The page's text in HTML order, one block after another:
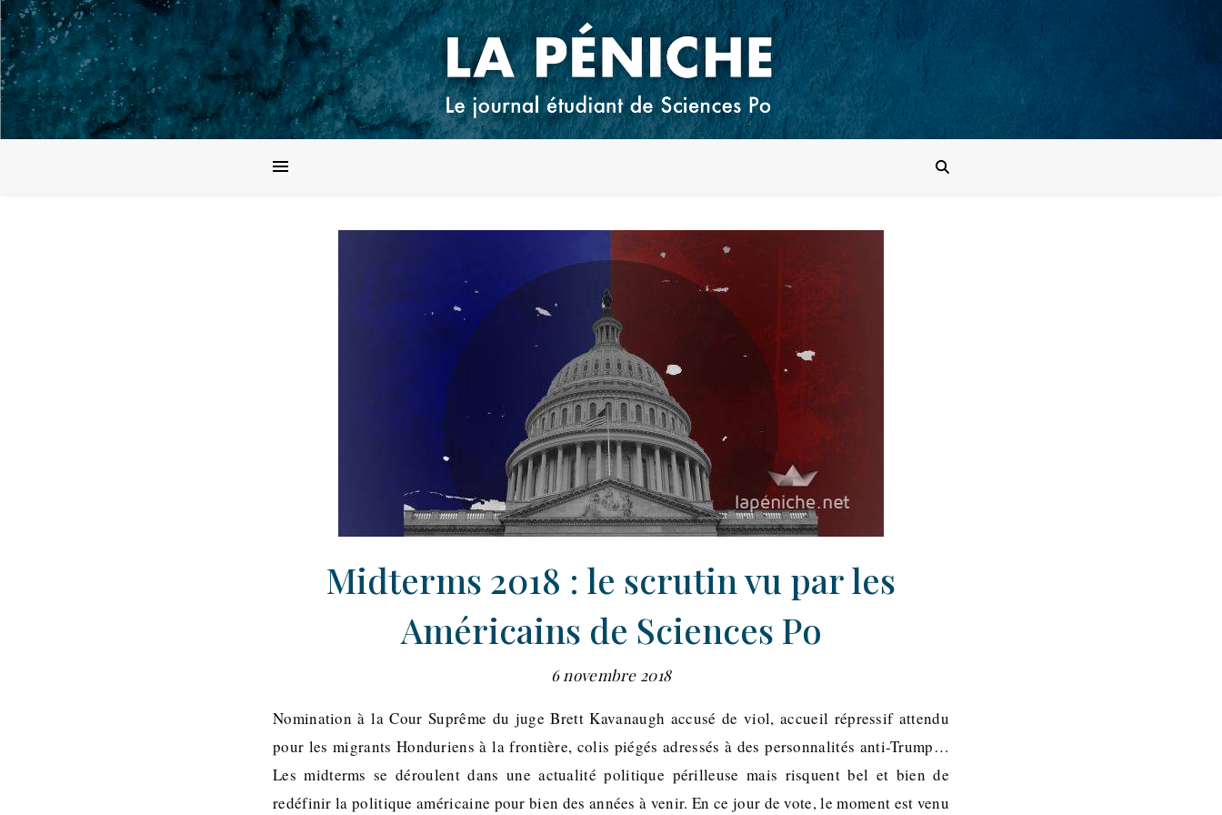
Midterms 2018 : le scrutin vu par les
Américains de Sciences Po
6 novembre 2018
Nomination à la Cour Suprême du juge Brett Kavanaugh accusé de viol, accueil répressif attendu
pour les migrants Honduriens à la frontière, colis piégés adressés à des personnalités anti-Trump…
Les midterms se déroulent dans une actualité politique périlleuse mais risquent bel et bien de
redéfinir la politique américaine pour bien des années à venir. En ce jour de vote, le moment est venu